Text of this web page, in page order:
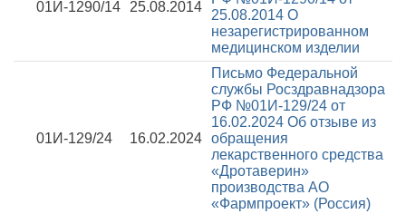
01И-1290/14 25.08.2014
25.08.2014 О
незарегистрированном
медицинском изделии
01И-129/24 16.02.2024
Письмо Федеральной
службы Росздравнадзора
РФ №01И-129/24 от
16.02.2024 Об отзыве из
обращения
лекарственного средства
«Дротаверин»
производства АО
«Фармпроект» (Россия)